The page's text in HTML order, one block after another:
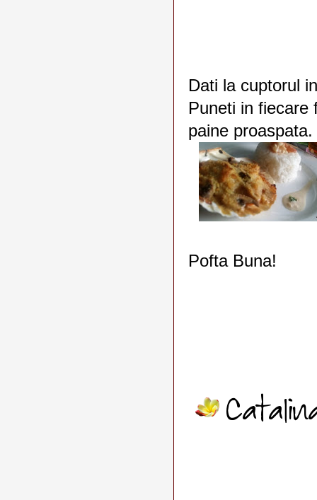
Dati la cuptorul
Puneti in fiecare
paine proaspata.
Pofta Buna!